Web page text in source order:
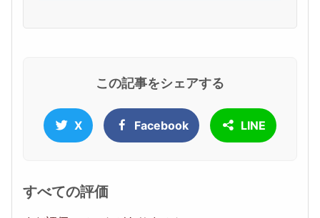
この記事をシェアする
X Facebook LINE
すべての評価